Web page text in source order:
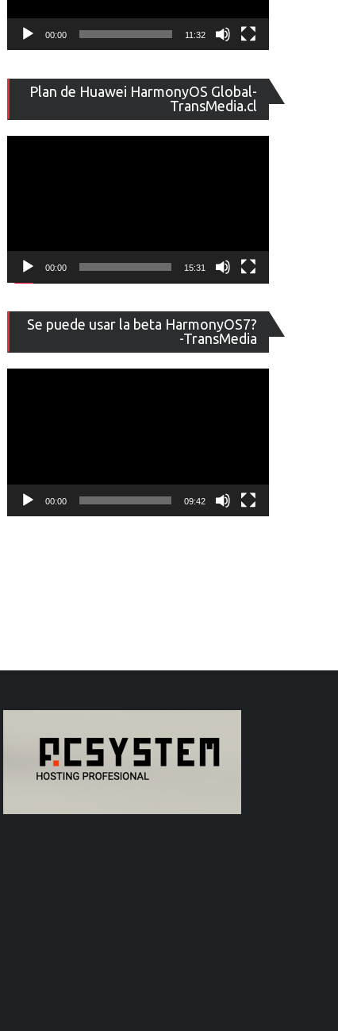
00:00 11:32
Plan de Huawei HarmonyOS Global-
TransMedia.cl
de
vídeo
00:00 15:31
Se puede usar la beta HarmonyOS7?
-TransMedia
de
vídeo
00:00 09:42